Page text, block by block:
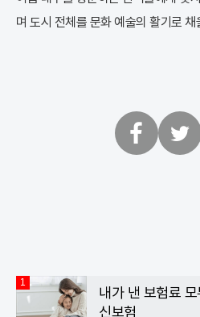
며 도시 전체를 문화 예술의 활기로
1
내가 낸 보험료
신보험